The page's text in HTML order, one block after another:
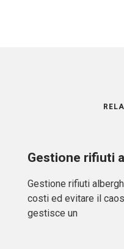
Gestione rifiuti
Gestione rifiuti
costi ed evitare il
gestisce un